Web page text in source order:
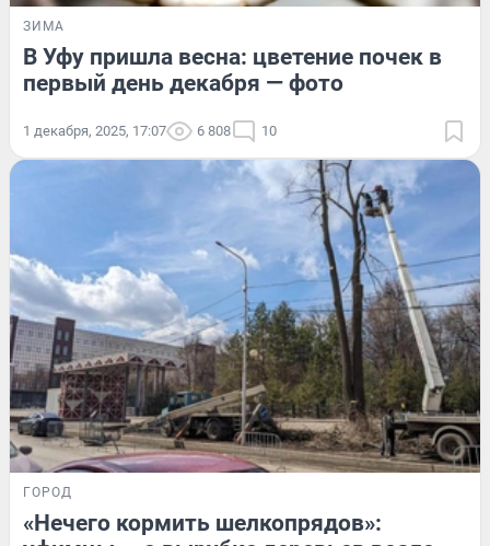
ЗИМА
В Уфу пришла весна: цветение почек в
первый день декабря — фото
1 декабря, 2025, 17:07 6 808 10
ГОРОД
«Нечего кормить шелкопрядов»: